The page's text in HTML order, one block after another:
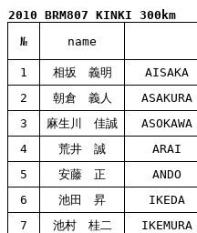
2010 BRM807 KINKI 300km
№
name
1
相坂 義明 AISAKA
2
朝倉 義人 ASAKURA
3
麻生川 佳誠 ASOKAWA
4
荒井 誠 ARAI
5
安藤 正 ANDO
6
池田 昇 IKEDA
7
池村 桂二 IKEMURA